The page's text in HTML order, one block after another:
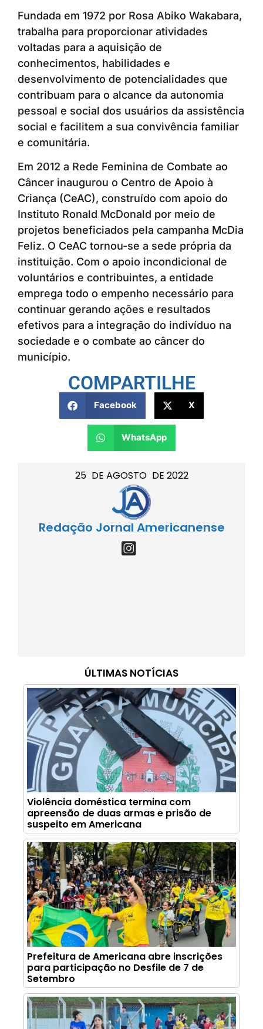
25 DE AGOSTO DE 2022
Redação Jornal Americanense
ÚLTIMAS NOTÍCIAS
Violência doméstica termina com
apreensão de duas armas e prisão de
suspeito em Americana
Prefeitura de Americana abre inscrições
para participação no Desfile de 7 de
Setembro
Fundada em 1972 por Rosa Abiko Wakabara,
trabalha para proporcionar atividades
voltadas para a aquisição de
conhecimentos, habilidades e
desenvolvimento de potencialidades que
contribuam para o alcance da autonomia
pessoal e social dos usuários da assistência
social e facilitem a sua convivência familiar
e comunitária.
Em 2012 a Rede Feminina de Combate ao
Câncer inaugurou o Centro de Apoio à
Criança (CeAC), construído com apoio do
Instituto Ronald McDonald por meio de
projetos beneficiados pela campanha McDia
Feliz. O CeAC tornou-se a sede própria da
instituição. Com o apoio incondicional de
voluntários e contribuintes, a entidade
emprega todo o empenho necessário para
continuar gerando ações e resultados
efetivos para a integração do indivíduo na
sociedade e o combate ao câncer do
município.
COMPARTILHE
Facebook X
WhatsApp